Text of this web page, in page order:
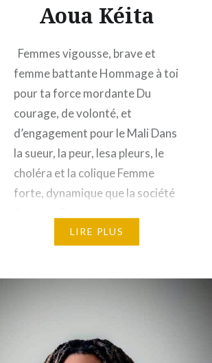
Aoua Kéita
Femmes vigousse, brave et
femme battante Hommage à toi
pour ta force mordante Du
courage, de volonté, et
d’engagement pour le Mali Dans
la sueur, la peur, lesa pleurs, le
choléra et la colique Femme
forte, dynamique que la société
belle dame d’Afrique Tes
LIRE PLUS